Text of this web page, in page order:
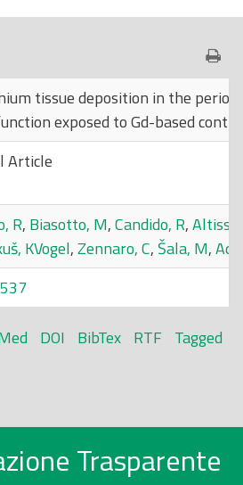
tissue deposition in the
exposed to Gd-based
Article
R, Biasotto, M,Candido, R,
KVogel,Zennaro, C, Šala, M,
DOI BibTex RTF Tagged
Trasparente